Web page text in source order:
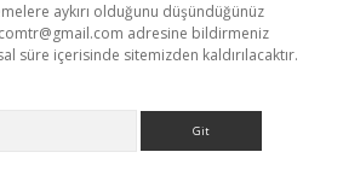
aykırı olduğunu düşündüğünüz
adresine bildirmeniz
süre içerisinde sitemizden kaldırılacaktır.